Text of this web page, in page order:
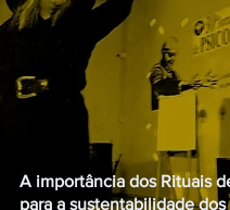
A importância dos Rituais
para a sustentabilidade